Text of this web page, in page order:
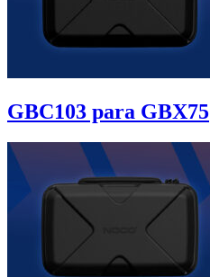
GBC103 para GBX75